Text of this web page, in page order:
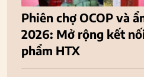
Phiên chợ OCOP và
2026: Mở rộng kết
phẩm HTX